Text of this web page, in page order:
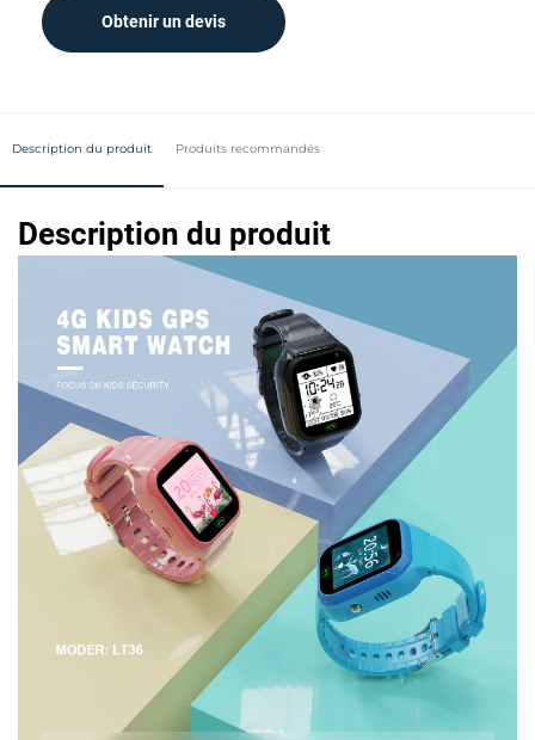
Obtenir un devis
Description du produit Produits recommandés
Description du produit